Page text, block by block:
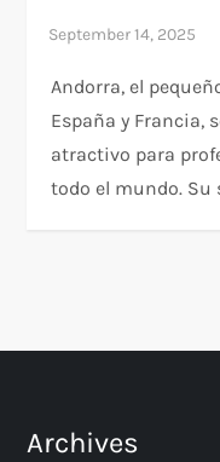
Andorra, el
España y Francia,
atractivo para
todo el mundo. Su
Archives